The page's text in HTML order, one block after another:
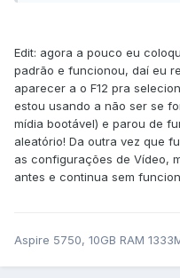
Edit: agora a pouco eu
padrão e funcionou, daí eu
aparecer a o F12 pra
estou usando a não ser se
mídia bootável) e parou de
aleatório! Da outra vez que
as configurações de Vídeo,
antes e continua sem
Aspire 5750, 10GB RAM